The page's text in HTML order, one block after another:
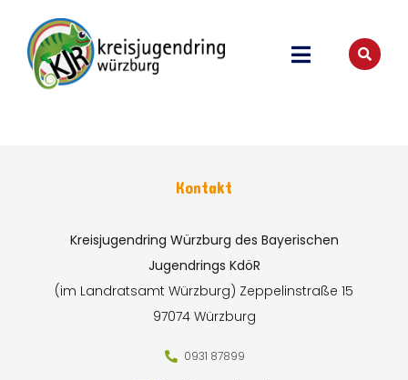
Kontakt
Kreisjugendring Würzburg des Bayerischen
Jugendrings KdöR
(im Landratsamt Würzburg) Zeppelinstraße 15
97074 Würzburg
0931 87899